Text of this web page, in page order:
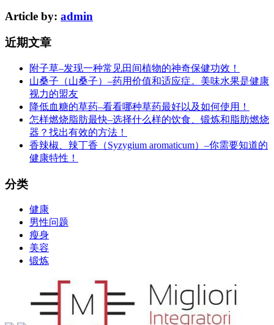
Article by: admin
近期文章
附子草–发现一种常见田间植物的神奇保健功效！
山桑子（山桑子）–药用价值和适应症。美味水果是健康
视力的盟友
降低血糖的草药–看看哪种草药最好以及如何使用！
怎样燃烧脂肪最快–选择什么样的饮食、锻炼和脂肪燃烧
器？找出有效的方法！
香辣椒、辣丁香（Syzygium aromaticum）–你需要知道的
健康特性！
分类
健康
男性问题
瘦身
美容
锻炼